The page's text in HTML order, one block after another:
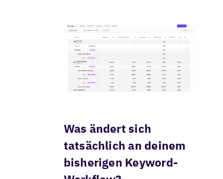
Was ändert sich
tatsächlich an deinem
bisherigen Keyword-